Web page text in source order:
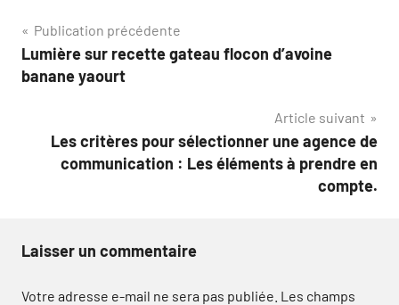
Navigation
de
Publication précédente
Lumière sur recette gateau flocon d’avoine
banane yaourt
Article suivant
Les critères pour sélectionner une agence de
communication : Les éléments à prendre en
compte.
Laisser un commentaire
Votre adresse e-mail ne sera pas publiée. Les champs